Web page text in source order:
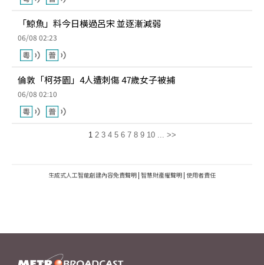
「鯨魚」料今日橫過呂宋 並逐漸減弱
06/08 02:23
倫敦「柯芬園」4人遭刺傷 47歲女子被捕
06/08 02:10
1 2 3 4 5 6 7 8 9 10 ... >>
生成式人工智能創建內容免責聲明 | 智慧財產權聲明 | 使用者責任